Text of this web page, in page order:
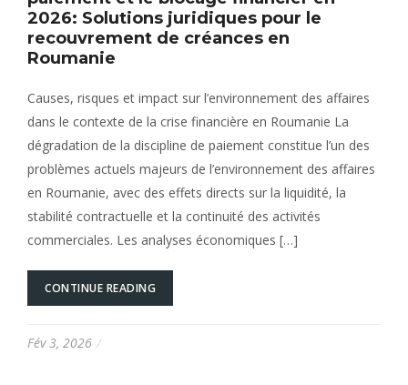
2026: Solutions juridiques pour le
recouvrement de créances en
Roumanie
Causes, risques et impact sur l’environnement des affaires
dans le contexte de la crise financière en Roumanie La
dégradation de la discipline de paiement constitue l’un des
problèmes actuels majeurs de l’environnement des affaires
en Roumanie, avec des effets directs sur la liquidité, la
stabilité contractuelle et la continuité des activités
commerciales. Les analyses économiques […]
CONTINUE READING
Fév 3, 2026